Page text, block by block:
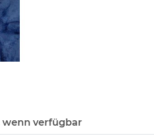
wenn verfügbar